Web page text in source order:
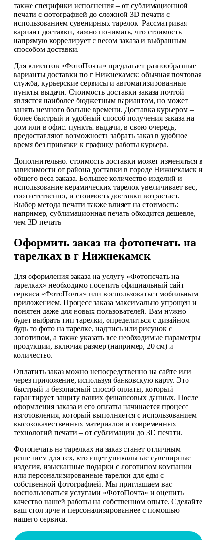
также специфики исполнения – от сублимационной
печати с фотографией до сложной 3D печати с
использованием сувенирных тарелок. Рассматривая
вариант доставки, важно понимать, что стоимость
напрямую коррелирует с весом заказа и выбранным
способом доставки.
Для клиентов «ФотоПочта» предлагает разнообразные
варианты доставки по г Нижнекамск: обычная почтовая
служба, курьерские сервисы и автоматизированные
пункты выдачи. Стоимость доставки заказа почтой
является наиболее бюджетным вариантом, но может
занять немного больше времени. Доставка курьером –
более быстрый и удобный способ получения заказа на
дом или в офис. пункты выдачи, в свою очередь,
предоставляют возможность забрать заказ в удобное
время без привязки к графику работы курьера.
Дополнительно, стоимость доставки может изменяться в
зависимости от района доставки в городе Нижнекамск и
общего веса заказа. Большее количество изделий и
использование керамических тарелок увеличивает вес,
соответственно, и стоимость доставки возрастает.
Выбор метода печати также влияет на стоимость:
например, сублимационная печать обходится дешевле,
чем 3D печать.
Оформить заказ на фотопечать на
тарелках в г Нижнекамск
Для оформления заказа на услугу «Фотопечать на
тарелках» необходимо посетить официальный сайт
сервиса «ФотоПочта» или воспользоваться мобильным
приложением. Процесс заказа максимально упрощен и
понятен даже для новых пользователей. Вам нужно
будет выбрать тип тарелки, определиться с дизайном –
будь то фото на тарелке, надпись или рисунок с
логотипом, а также указать все необходимые параметры
продукции, включая размер (например, 20 см) и
количество.
Оплатить заказ можно непосредственно на сайте или
через приложение, используя банковскую карту. Это
быстрый и безопасный способ оплаты, который
гарантирует защиту ваших финансовых данных. После
оформления заказа и его оплаты начинается процесс
изготовления, который выполняется с использованием
высококачественных материалов и современных
технологий печати – от сублимации до 3D печати.
Фотопечать на тарелках на заказ станет отличным
решением для тех, кто ищет уникальные сувенирные
изделия, изысканные подарки с логотипом компании
или персонализированные тарелки для еды с
собственной фотографией. Мы приглашаем вас
воспользоваться услугами «ФотоПочта» и оценить
качество нашей работы на собственном опыте. Сделайте
ваш стол ярче и персонализированнее с помощью
нашего сервиса.